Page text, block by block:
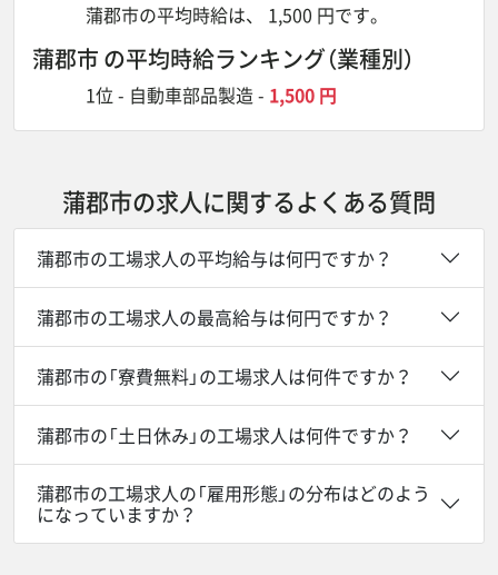
蒲郡市の平均時給は、 1,500 円です。
蒲郡市 の平均時給ランキング（業種別）
1位 - 自動車部品製造 - 1,500 円
蒲郡市の求人に関するよくある質問
蒲郡市の工場求人の平均給与は何円ですか？
蒲郡市の工場求人の最高給与は何円ですか？
蒲郡市の「寮費無料」の工場求人は何件ですか？
蒲郡市の「土日休み」の工場求人は何件ですか？
蒲郡市の工場求人の「雇用形態」の分布はどのよう
になっていますか？